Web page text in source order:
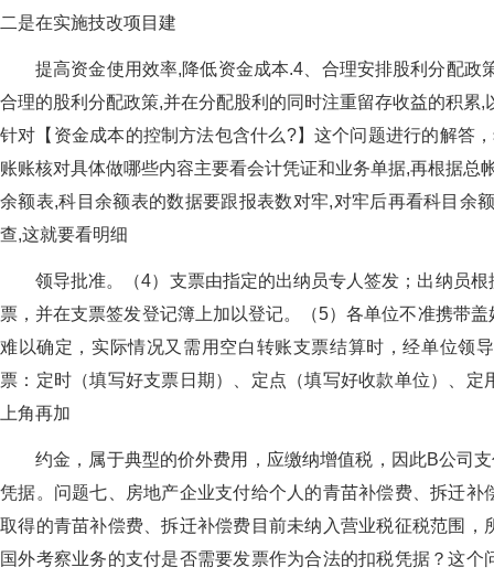
二是在实施技改项目建
提高资金使用效率,降低资金成本.4、合理安排股利分配政
合理的股利分配政策,并在分配股利的同时注重留存收益的积累
针对【资金成本的控制方法包含什么?】这个问题进行的解答
账账核对具体做哪些内容主要看会计凭证和业务单据,再根据总
余额表,科目余额表的数据要跟报表数对牢,对牢后再看科目余
查,这就要看明细
领导批准。（4）支票由指定的出纳员专人签发；出纳员
票，并在支票签发登记簿上加以登记。（5）各单位不准携带
难以确定，实际情况又需用空白转账支票结算时，经单位领
票：定时（填写好支票日期）、定点（填写好收款单位）、
上角再加
约金，属于典型的价外费用，应缴纳增值税，因此B公司
凭据。问题七、房地产企业支付给个人的青苗补偿费、拆迁
取得的青苗补偿费、拆迁补偿费目前未纳入营业税征税范围
国外考察业务的支付是否需要发票作为合法的扣税凭据？这